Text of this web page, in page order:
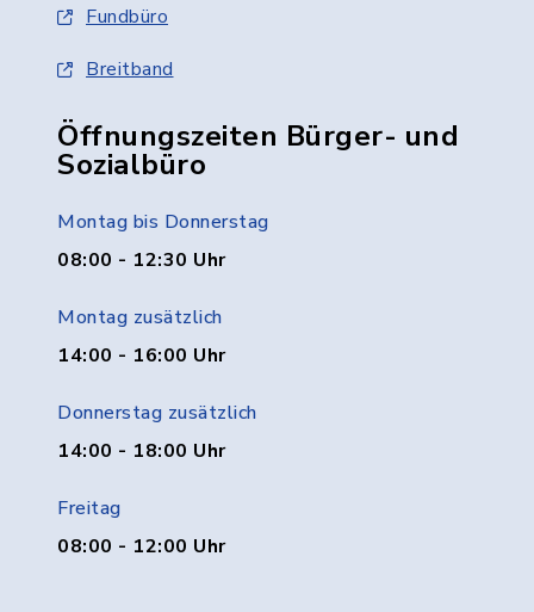
Fundbüro
Breitband
Öffnungszeiten Bürger- und
Sozialbüro
Montag bis Donnerstag
08:00 - 12:30 Uhr
Montag zusätzlich
14:00 - 16:00 Uhr
Donnerstag zusätzlich
14:00 - 18:00 Uhr
Freitag
08:00 - 12:00 Uhr